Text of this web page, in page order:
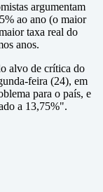
argumentam
ao ano (o maior
taxa real do
anos.
alvo de crítica do
feira (24), em
para o país, e
a 13,75%".